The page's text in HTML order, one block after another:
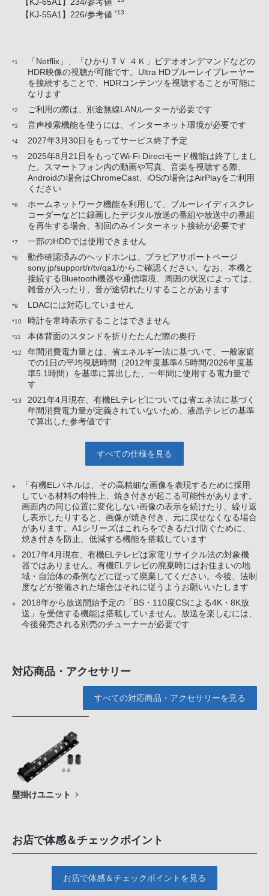
【KJ-65A1】234/参考値
【KJ-55A1】226/参考値 *13
*1
「Netflix」、「ひかりＴＶ ４Ｋ」ビデオオンデマンドなどの
HDR映像の視聴が可能です。Ultra HDブルーレイプレーヤー
を接続することで、HDRコンテンツを視聴することが可能に
なります
*2 ご利用の際は、別途無線LANルーターが必要です
*3 音声検索機能を使うには、インターネット環境が必要です
*4 2027年3月30日をもってサービス終了予定
*5
2025年8月21日をもってWi-Fi Directモード機能は終了しまし
た。スマートフォン内の動画や写真、音楽を視聴する際、
Androidの場合はChromeCast、iOSの場合はAirPlayをご利用
ください
*6
ホームネットワーク機能を利用して、ブルーレイディスクレ
コーダーなどに録画したデジタル放送の番組や放送中の番組
を再生する場合、初回のみインターネット接続が必要です
*7 一部のHDDでは使用できません
*8
動作確認済みのヘッドホンは、ブラビアサポートページ
sony.jp/support/r/tv/qa1/からご確認ください。なお、本機と
接続するBluetooth機器や通信環境、周囲の状況によっては、
雑音が入ったり、音が途切れたりすることがあります
*9 LDACには対応していません
*10 時計を常時表示することはできません
*11 本体背面のスタンドを折りたたんだ際の奥行
*12
年間消費電力量とは、省エネルギー法に基づいて、一般家庭
での1日の平均視聴時間（2012年度基準4.5時間/2026年度基
準5.1時間）を基準に算出した、一年間に使用する電力量で
す
*13
2021年4月現在、有機ELテレビについては省エネ法に基づく
年間消費電力量が定義されていないため、液晶テレビの基準
で算出した参考値です
すべての仕様を見る
※
「有機ELパネルは、その高精細な画像を表現するために採用
している材料の特性上、焼き付きが起こる可能性があります。
画面内の同じ位置に変化しない画像の表示を続けたり、繰り返
し表示したりすると、画像が焼き付き、元に戻せなくなる場合
があります。A1シリーズはこれらをできるだけ防ぐために、
焼き付きを防止、低減する機能を搭載しています
※
2017年4月現在、有機ELテレビは家電リサイクル法の対象機
器ではありません。有機ELテレビの廃棄時にはお住まいの地
域・自治体の条例などに従って廃棄してください。今後、法制
度などが整備された場合はそれに従うようお願いいたします
※
2018年から放送開始予定の「BS・110度CSによる4K・8K放
送」を受信する機能は搭載していません。放送を楽しむには、
今後発売される別売のチューナーが必要です
対応商品・アクセサリー
すべての対応商品・アクセサリーを見る
壁掛けユニット
お店で体感＆チェックポイント
お店で体感＆チェックポイントを見る